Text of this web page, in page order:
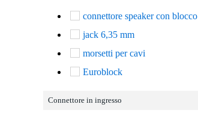
connettore speaker con blocco
jack 6,35 mm
morsetti per cavi
Euroblock
Connettore in ingresso